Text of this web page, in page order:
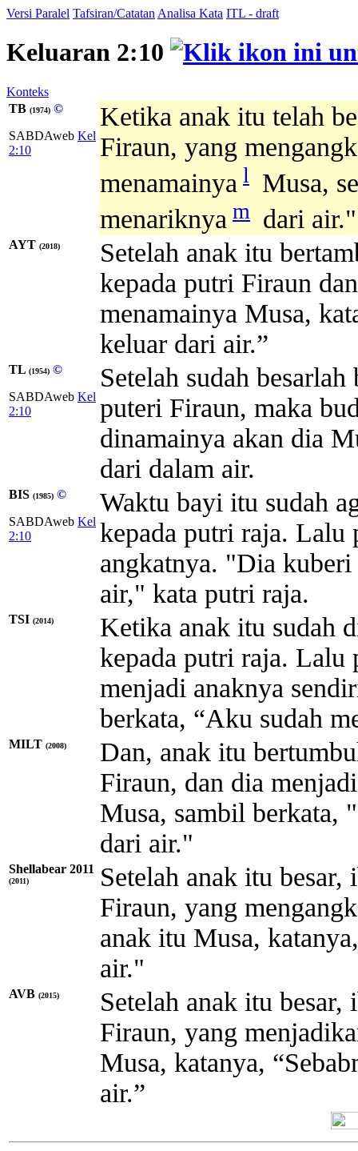
Versi Paralel Tafsiran/Catatan Analisa Kata ITL - draft
Keluaran 2:10
Konteks
TB (1974) ©
SABDAweb Kel
2:10
Ketika anak itu telah
Firaun, yang
menamainya l
Musa,
menariknya m dari air."
AYT (2018)
Setelah anak itu
kepada putri Firaun
menamainya Musa,
keluar dari air.”
TL (1954) ©
SABDAweb Kel
2:10
Setelah sudah
puteri Firaun, maka
dinamainya akan dia
dari dalam air.
BIS (1985) ©
SABDAweb Kel
2:10
Waktu bayi itu sudah
kepada putri raja. Lalu
angkatnya. "Dia
air," kata putri raja.
TSI (2014)
Ketika anak itu sudah
kepada putri raja. Lalu
menjadi anaknya
berkata, “Aku sudah
MILT (2008)
Dan, anak itu
Firaun, dan dia
Musa, sambil berkata,
dari air."
Shellabear 2011
(2011)
Setelah anak itu
Firaun, yang
anak itu Musa,
air."
AVB (2015)
Setelah anak itu
Firaun, yang
Musa, katanya,
air.”